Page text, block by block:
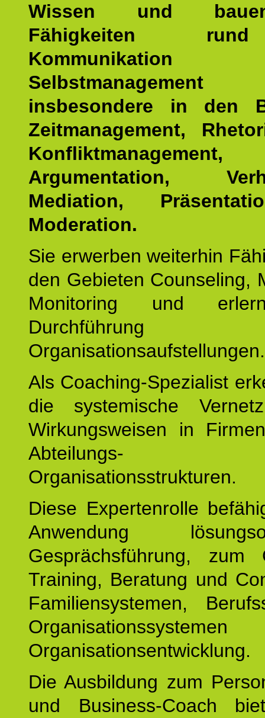
Wissen und
Fähigkeiten
insbesondere in den
Zeitmanagement,
Konfliktmanagement,
Argumentation,
Mediation,
Moderation.
Sie erwerben weiterhin
den Gebieten Counseling,
Monitoring und
Organisationsaufstellungen.
Als Coaching-Spezialist
die systemische
Wirkungsweisen in
Abteilungs-
Organisationsstrukturen.
Diese Expertenrolle
Anwendung
Gesprächsführung, zum
Training, Beratung und
Familiensystemen,
Organisationsentwicklung.
Die Ausbildung zum
und Business-Coach